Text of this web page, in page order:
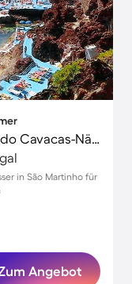
Ferienwohnung mit Grill | Doca do Cavacas-Nähe | Stadtblick
in São Martinho für
Angebot